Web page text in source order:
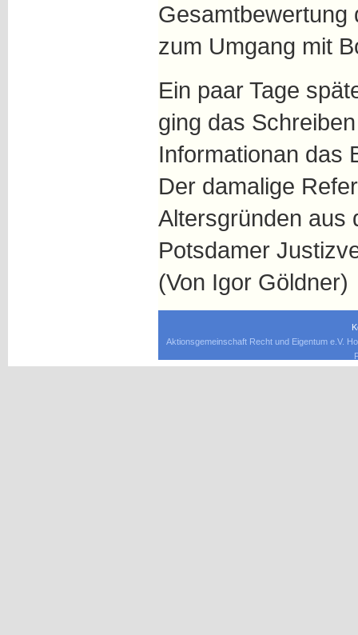
Gesamtbewertung
zum Umgang mit
Ein paar Tage
ging das
Informationan das
Der damalige
Altersgründen aus
Potsdamer
(Von Igor Göldner)
Aktionsgemeinschaft Recht und Eigentum e.V.